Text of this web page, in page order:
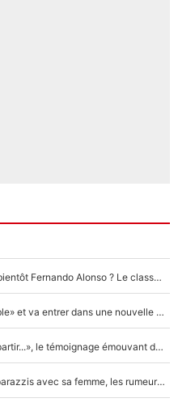
Max Verstappen, Lewis Hamilton… et bientôt Fernando Alonso ? Le classement des pilotes les mieux payés en Formule 1 risque de changer !
F1 - Alpine signe un accord «impensable» et va entrer dans une nouvelle dimension : Grande nouvelle pour Pierre Gasly !
F1 : « Je lui ai fait un câlin, puis j’ai dû partir...», le témoignage émouvant de Max Verstappen sur sa fille
F1 : Charles Leclerc surpris par les paparazzis avec sa femme, les rumeurs étaient vraies !